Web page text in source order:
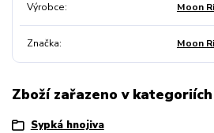
Výrobce Moon
Značka Moon
Zboží zařazeno v kategoriích
Sypká hnojiva